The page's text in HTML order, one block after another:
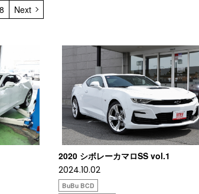
8 Next
2020 シボレーカマロSS vol.1
2024.10.02
BuBu BCD